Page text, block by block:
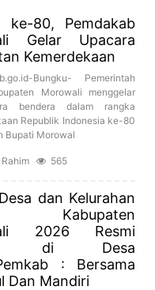
ke-80, Pemdakab
Gelar Upacara
Kemerdekaan
Bungku- Pemerintah
Morowali menggelar
bendera dalam rangka
Republik Indonesia ke-80
Bupati Morowal
565
dan Kelurahan
Kabupaten
2026 Resmi
di Desa
: Bersama
Dan Mandiri